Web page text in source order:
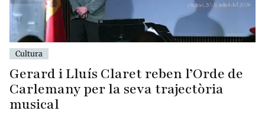
Cultura
Gerard i Lluís Claret reben l’Orde de
Carlemany per la seva trajectòria
musical